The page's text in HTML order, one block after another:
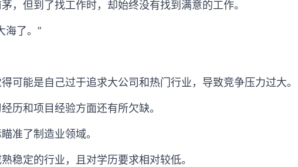
，但到了找工作时，却始终没有找到满意的工作。
海了。”
可能是自己过于追求大公司和热门行业，导致竞争压力过大。
历和项目经验方面还有所欠缺。
准了制造业领域。
稳定的行业，且对学历要求相对较低。